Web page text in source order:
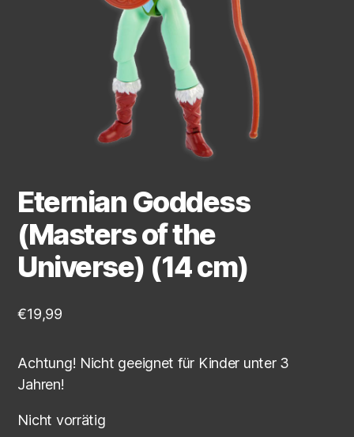
Eternian Goddess
(Masters of the
Universe) (14 cm)
€19,99
Achtung! Nicht geeignet für Kinder unter 3
Jahren!
Nicht vorrätig